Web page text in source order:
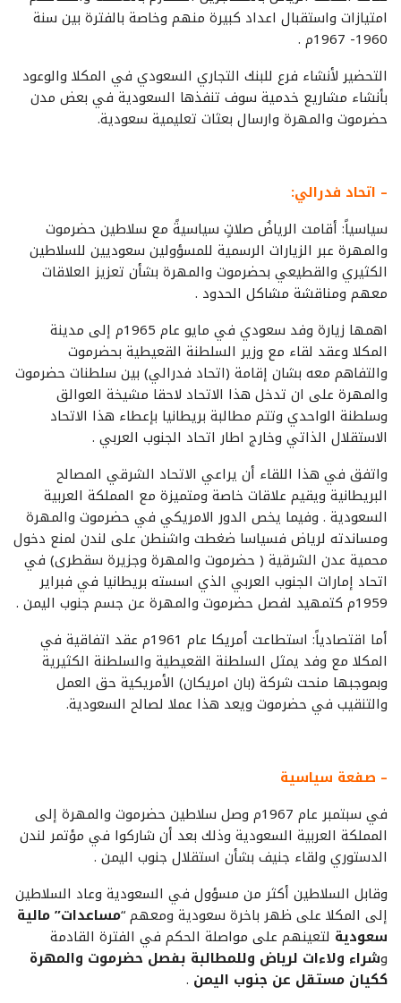
امتيازات واستقبال اعداد كبيرة منهم وخاصة بالفترة بين سنة
1960- 1967م .
التحضير لأنشاء فرع للبنك التجاري السعودي في المكلا والوعود
بأنشاء مشاريع خدمية سوف تنفذها السعودية في بعض مدن
حضرموت والمهرة وارسال بعثات تعليمية سعودية.
– اتحاد فدرالي:
سياسياً: أقامت الرياضُ صلاتٍ سياسيةً مع سلاطين حضرموت
والمهرة عبر الزيارات الرسمية للمسؤولين سعوديين للسلاطين
الكثيري والقطيعي بحضرموت والمهرة بشأن تعزيز العلاقات
معهم ومناقشة مشاكل الحدود .
اهمها زيارة وفد سعودي في مايو عام 1965م إلى مدينة
المكلا وعقد لقاء مع وزير السلطنة القعيطية بحضرموت
والتفاهم معه بشان إقامة (اتحاد فدرالي) بين سلطنات حضرموت
والمهرة على ان تدخل هذا الاتحاد لاحقا مشيخة العوالق
وسلطنة الواحدي وتتم مطالبة بريطانيا بإعطاء هذا الاتحاد
الاستقلال الذاتي وخارج اطار اتحاد الجنوب العربي .
واتفق في هذا اللقاء أن يراعي الاتحاد الشرقي المصالح
البريطانية ويقيم علاقات خاصة ومتميزة مع المملكة العربية
السعودية . وفيما يخص الدور الامريكي في حضرموت والمهرة
ومساندته لرياض فسياسا ضغطت واشنطن على لندن لمنع دخول
محمية عدن الشرقية ( حضرموت والمهرة وجزيرة سقطرى) في
اتحاد إمارات الجنوب العربي الذي اسسته بريطانيا في فبراير
1959م كتمهيد لفصل حضرموت والمهرة عن جسم جنوب اليمن .
أما اقتصادياً: استطاعت أمريكا عام 1961م عقد اتفاقية في
المكلا مع وفد يمثل السلطنة القعيطية والسلطنة الكثيرية
وبموجبها منحت شركة (بان امريكان) الأمريكية حق العمل
والتنقيب في حضرموت ويعد هذا عملا لصالح السعودية.
– صفعة سياسية
في سبتمبر عام 1967م وصل سلاطين حضرموت والمهرة إلى
المملكة العربية السعودية وذلك بعد أن شاركوا في مؤتمر لندن
الدستوري ولقاء جنيف بشأن استقلال جنوب اليمن .
وقابل السلاطين أكثر من مسؤول في السعودية وعاد السلاطين
إلى المكلا على ظهر باخرة سعودية ومعهم “مساعدات” مالية
سعودية لتعينهم على مواصلة الحكم في الفترة القادمة
وشراء ولاءات لرياض وللمطالبة بفصل حضرموت والمهرة
ككيان مستقل عن جنوب اليمن .